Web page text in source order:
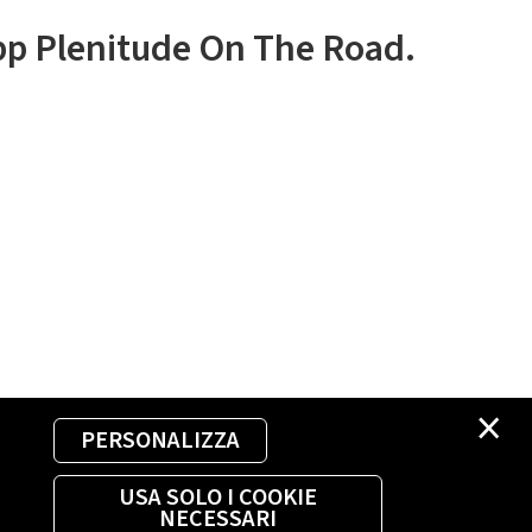
×
PERSONALIZZA
USA SOLO I COOKIE
NECESSARI
Plenitude On The Road.